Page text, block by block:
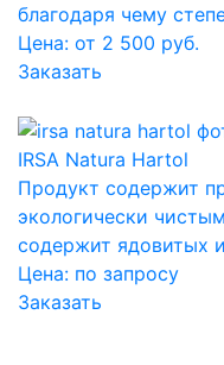
благодаря чему
Цена: от 2 500 руб.
Заказать
IRSA Natura Hartol
Продукт содержит
экологически
содержит ядовитых
Цена: по запросу
Заказать